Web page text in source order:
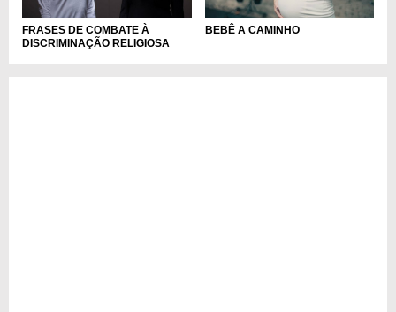
FRASES DE COMBATE À
DISCRIMINAÇÃO RELIGIOSA
BEBÊ A CAMINHO